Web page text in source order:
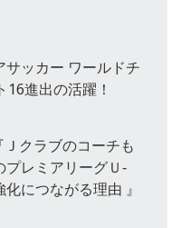
サッカー ワールドチ
進出の活躍！
Ｊクラブのコーチも
レミアリーグＵ‐
につながる理由 』